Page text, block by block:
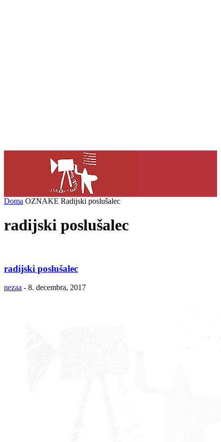
Doma OZNAKE Radijski poslušalec
radijski poslušalec
radijski poslušalec
nezaa - 8. decembra, 2017